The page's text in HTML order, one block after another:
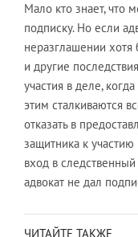
Мало кто знает, что
подписку. Но если
неразглашении хотя
и другие
участия в деле,
этим сталкиваются
отказать в
защитника к участию
вход в
адвокат не дал
ЧИТАЙТЕ ТАКЖЕ